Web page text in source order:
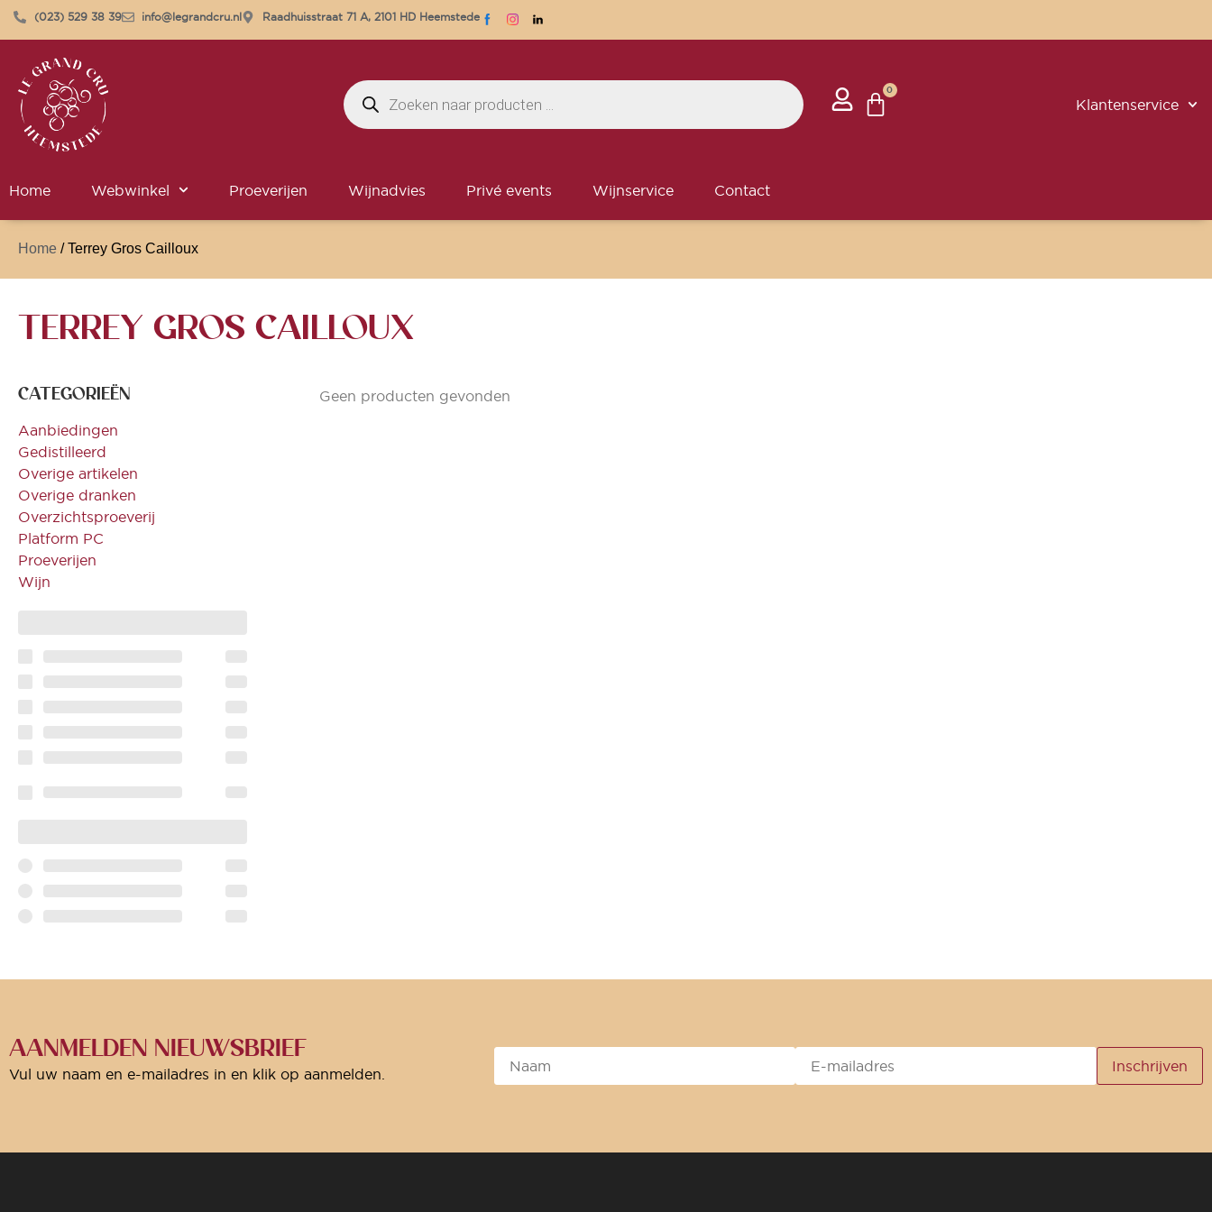
(023) 529 38 39 info@legrandcru.nl Raadhuisstraat 71 A, 2101 HD Heemstede
0
Klantenservice
Home Webwinkel Proeverijen Wijnadvies Privé events Wijnservice Contact
Home / Terrey Gros Cailloux
TERREY GROS CAILLOUX
CATEGORIEËN
Aanbiedingen
Gedistilleerd
Overige artikelen
Overige dranken
Overzichtsproeverij
Platform PC
Proeverijen
Wijn
Geen producten gevonden
AANMELDEN NIEUWSBRIEF
Vul uw naam en e-mailadres in en klik op aanmelden.